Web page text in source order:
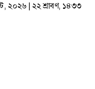
২০২৬ | ২২ শ্রাবণ, ১৪৩৩